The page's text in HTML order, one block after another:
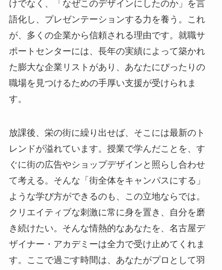
けでなく、「なぜこのデザインにしたのか」を言
語化し、プレゼンテーションする力を養う。これ
が、多くの企業から信頼される理由です。就職サ
ポートセンターには、長年の実績によって築かれ
た膨大な企業リストがあり、あなたにぴったりの
職場を見つけるための手厚い支援が受けられま
す。
放課後、栄の街に繰り出せば、そこには最新のト
レンドが溢れています。授業で学んだことを、す
ぐに街の広告やショップデザインと照らし合わせ
て考える。そんな「街全体をキャンパスにする」
ような学び方ができるのも、この立地ならでは。
クリエイティブな刺激に常に身を置き、自分を磨
き続けたい。そんな情熱的なあなたを、名古屋デ
ザイナー・アカデミーは全力で受け止めてくれま
す。ここで過ごす時間は、あなたがプロとして羽